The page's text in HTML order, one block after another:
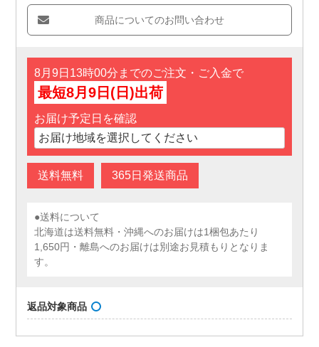
商品についてのお問い合わせ
8月9日13時00分までのご注文・ご入金で
最短8月9日(日)出荷
お届け予定日を確認
送料無料 365日発送商品
●送料について
北海道は送料無料・沖縄へのお届けは1梱包あたり
1,650円・離島へのお届けは別途お見積もりとなりま
す。
返品対象商品